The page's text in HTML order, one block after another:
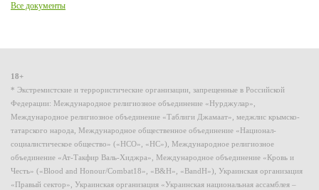
Все документы
18+
* Экстремистские и террористические организации, запрещенные в Российской
Федерации: Международное религиозное объединение «Нурджулар»,
Международное религиозное объединение «Таблиги Джамаат», меджлис крымско-
татарского народа, Международное общественное объединение «Национал-
социалистическое общество» («НСО», «НС»), Международное религиозное
объединение «Ат-Такфир Валь-Хиджра», Международное объединение «Кровь и
Честь» («Blood and Honour/Combat18», «B&H», «BandH»), Украинская организация
«Правый сектор», Украинская организация «Украинская национальная ассамблея –